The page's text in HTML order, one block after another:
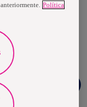
global líder en
en todo el
en beneficio de
y la sociedad en
países bajo las
como otras marcas
Libero, Libresse,
Organic y Zewa. En
13 mil millones de
la compañía está
en Nasdaq Estocolmo.
Política